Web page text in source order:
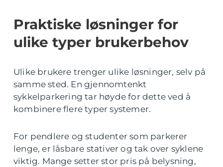
Praktiske løsninger for
ulike typer brukerbehov
Ulike brukere trenger ulike løsninger, selv på
samme sted. En gjennomtenkt
sykkelparkering tar høyde for dette ved å
kombinere flere typer systemer.
For pendlere og studenter som parkerer
lenge, er låsbare stativer og tak over syklene
viktig. Mange setter stor pris på belysning,